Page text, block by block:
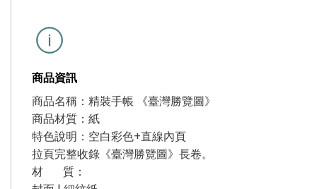
商品資訊
商品名稱：精裝手帳 《臺灣勝覽圖》
商品材質：紙
特色說明：空白彩色+直線內頁
拉頁完整收錄《臺灣勝覽圖》長卷。
材 質：